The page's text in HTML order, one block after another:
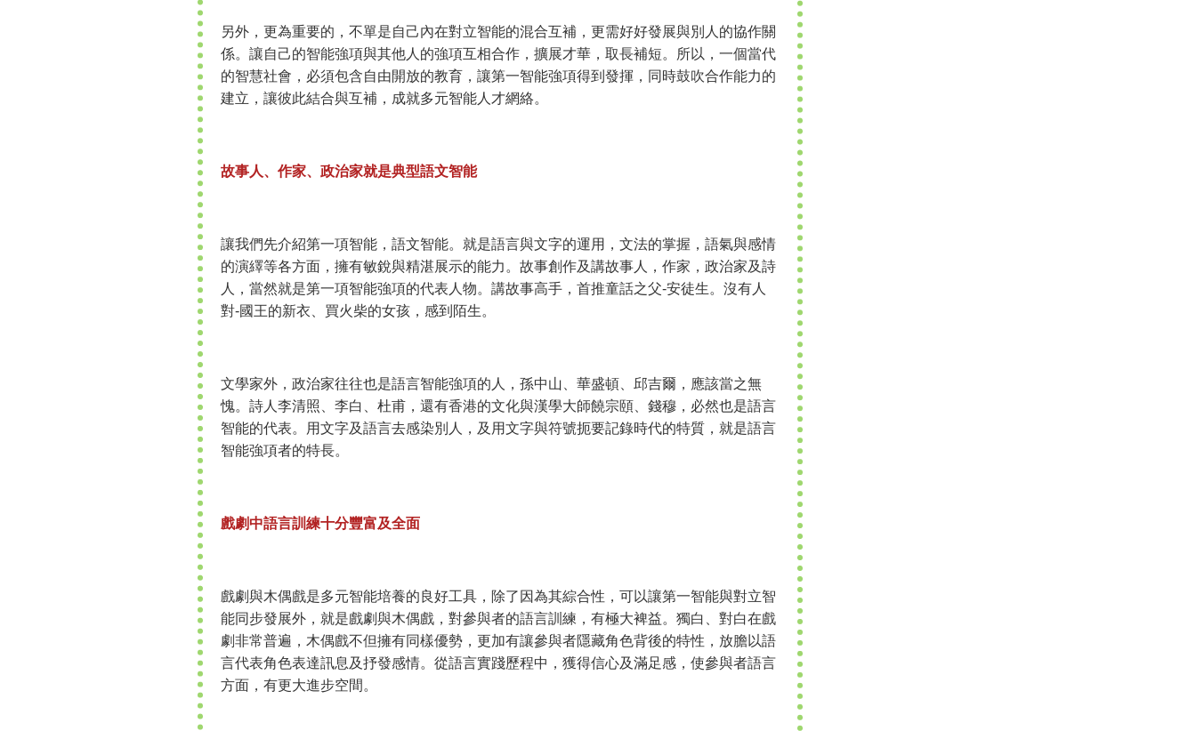
另外，更為重要的，不單是自己內在對立智能的混合互補，更需好好發展與別人的協作關
係。讓自己的智能強項與其他人的強項互相合作，擴展才華，取長補短。所以，一個當代
的智慧社會，必須包含自由開放的教育，讓第一智能強項得到發揮，同時鼓吹合作能力的
建立，讓彼此結合與互補，成就多元智能人才網絡。
故事人、作家、政治家就是典型語文智能
讓我們先介紹第一項智能，語文智能。就是語言與文字的運用，文法的掌握，語氣與感情
的演繹等各方面，擁有敏銳與精湛展示的能力。故事創作及講故事人，作家，政治家及詩
人，當然就是第一項智能強項的代表人物。講故事高手，首推童話之父-安徒生。沒有人
對-國王的新衣、買火柴的女孩，感到陌生。
文學家外，政治家往往也是語言智能強項的人，孫中山、華盛頓、邱吉爾，應該當之無
愧。詩人李清照、李白、杜甫，還有香港的文化與漢學大師饒宗頤、錢穆，必然也是語言
智能的代表。用文字及語言去感染別人，及用文字與符號扼要記錄時代的特質，就是語言
智能強項者的特長。
戲劇中語言訓練十分豐富及全面
戲劇與木偶戲是多元智能培養的良好工具，除了因為其綜合性，可以讓第一智能與對立智
能同步發展外，就是戲劇與木偶戲，對參與者的語言訓練，有極大裨益。獨白、對白在戲
劇非常普遍，木偶戲不但擁有同樣優勢，更加有讓參與者隱藏角色背後的特性，放膽以語
言代表角色表達訊息及抒發感情。從語言實踐歷程中，獲得信心及滿足感，使參與者語言
方面，有更大進步空間。